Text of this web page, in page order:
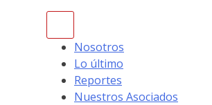
Nosotros
Lo último
Reportes
Nuestros Asociados